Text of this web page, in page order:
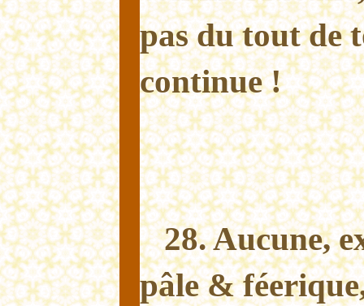
pas du tout de
continue !
28. Aucune,
pâle &